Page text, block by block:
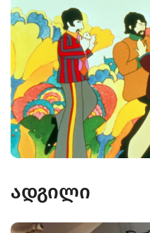
ადგილი